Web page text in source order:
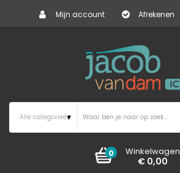
Mijn account Afrekenen
Winkelwagen
0
€ 0,00